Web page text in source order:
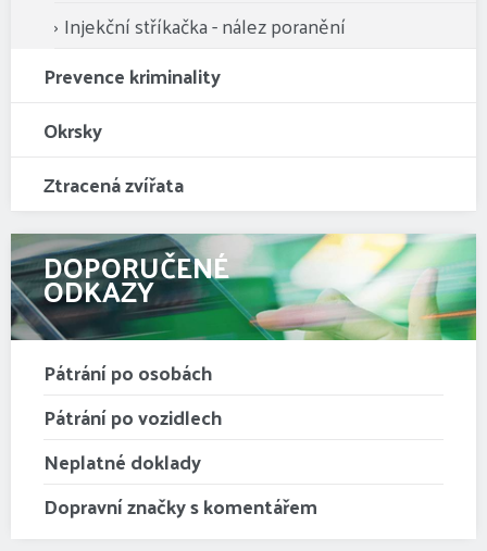
Injekční stříkačka - nález poranění
Prevence kriminality
Okrsky
Ztracená zvířata
DOPORUČENÉ
ODKAZY
Pátrání po osobách
Pátrání po vozidlech
Neplatné doklady
Dopravní značky s komentářem